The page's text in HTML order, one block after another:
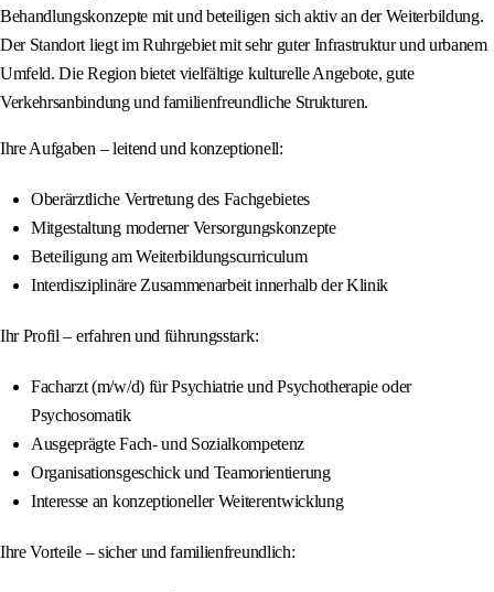
Behandlungskonzepte mit und beteiligen sich aktiv an der Weiterbildung.
Der Standort liegt im Ruhrgebiet mit sehr guter Infrastruktur und urbanem
Umfeld. Die Region bietet vielfältige kulturelle Angebote, gute
Verkehrsanbindung und familienfreundliche Strukturen.
Ihre Aufgaben – leitend und konzeptionell:
Oberärztliche Vertretung des Fachgebietes
Mitgestaltung moderner Versorgungskonzepte
Beteiligung am Weiterbildungscurriculum
Interdisziplinäre Zusammenarbeit innerhalb der Klinik
Ihr Profil – erfahren und führungsstark:
Facharzt (m/w/d) für Psychiatrie und Psychotherapie oder
Psychosomatik
Ausgeprägte Fach- und Sozialkompetenz
Organisationsgeschick und Teamorientierung
Interesse an konzeptioneller Weiterentwicklung
Ihre Vorteile – sicher und familienfreundlich: